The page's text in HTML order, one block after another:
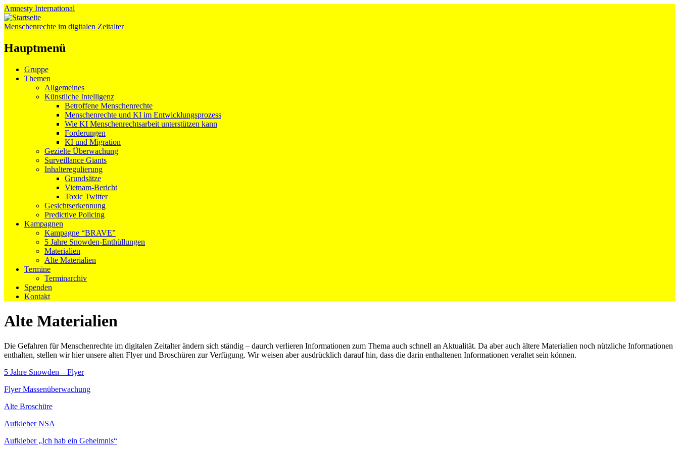
Amnesty International
Menschenrechte im digitalen Zeitalter
Hauptmenü
Zum
Inhalt
Gruppe
Themen
Allgemeines
Künstliche Intelligenz
Betroffene Menschenrechte
Menschenrechte und KI im Entwicklungsprozess
Wie KI Menschenrechtsarbeit unterstützen kann
Forderungen
KI und Migration
Gezielte Überwachung
Surveillance Giants
Inhalteregulierung
Grundsätze
Vietnam-Bericht
Toxic Twitter
Gesichtserkennung
Predictive Policing
Kampagnen
Kampagne “BRAVE”
5 Jahre Snowden-Enthüllungen
Materialien
Alte Materialien
Termine
Terminarchiv
Spenden
Kontakt
Alte Materialien
Die Gefahren für Menschenrechte im digitalen Zeitalter ändern sich ständig – daurch verlieren Informationen zum Thema auch schnell an Aktualität. Da aber auch ältere Materialien noch nützliche Informationen
enthalten, stellen wir hier unsere alten Flyer und Broschüren zur Verfügung. Wir weisen aber ausdrücklich darauf hin, dass die darin enthaltenen Informationen veraltet sein können.
5 Jahre Snowden – Flyer
Flyer Massenüberwachung
Alte Broschüre
Aufkleber NSA
Aufkleber „Ich hab ein Geheimnis“